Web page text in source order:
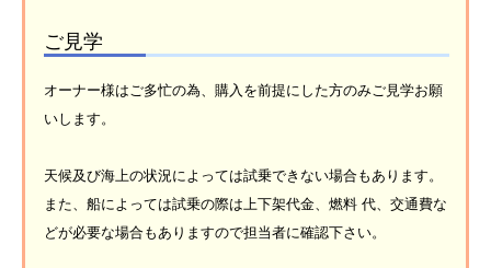
ご見学
オーナー様はご多忙の為、購入を前提にした方のみご見学お願
いします。
天候及び海上の状況によっては試乗できない場合もあります。
また、船によっては試乗の際は上下架代金、燃料 代、交通費な
どが必要な場合もありますので担当者に確認下さい。